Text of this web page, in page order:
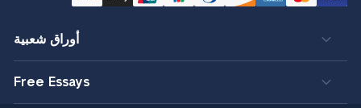
أوراق شعبية
Free Essays